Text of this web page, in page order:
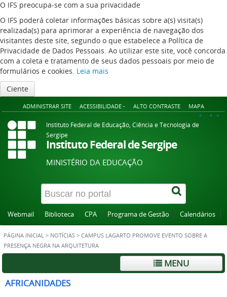
O IFS preocupa-se com a sua privacidade
O IFS poderá coletar informações básicas sobre a(s) visita(s)
realizada(s) para aprimorar a experiência de navegação dos
visitantes deste site, segundo o que estabelece a Política de
Privacidade de Dados Pessoais. Ao utilizar este site, você concorda
com a coleta e tratamento de seus dados pessoais por meio de
formulários e cookies. Leia mais
Ciente
ADMINISTRAR SITE ACESSIBILIDADE - ALTO CONTRASTE MAPA
A+ A A-
Instituto Federal de Educação, Ciência e Tecnologia de
Sergipe
Instituto Federal de Sergipe
MINISTÉRIO DA EDUCAÇÃO
Webmail Biblioteca CPA Programa de Gestão Calendários
PÁGINA INICIAL > NOTÍCIAS > CAMPUS LAGARTO PROMOVE EVENTO SOBRE A
PRESENÇA NEGRA NA ARQUITETURA
MENU
AFRICANIDADES